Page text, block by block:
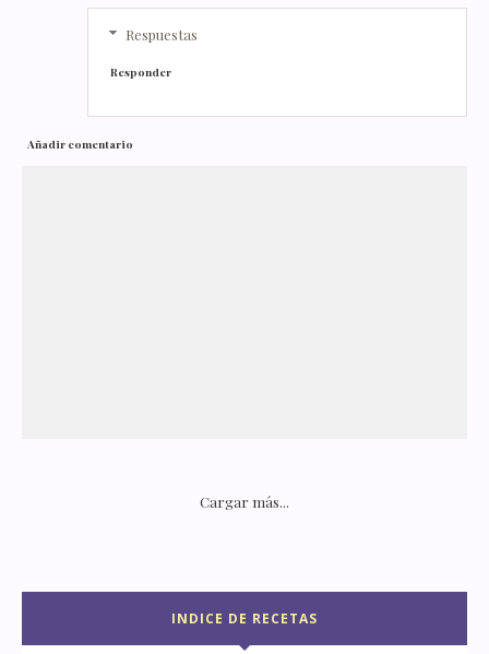
Respuestas
Responder
Añadir comentario
Cargar más...
INDICE DE RECETAS